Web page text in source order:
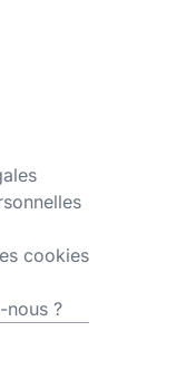
cookies
nous ?